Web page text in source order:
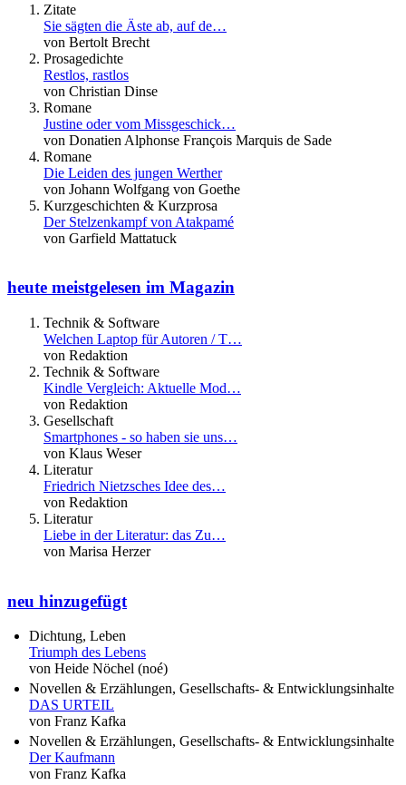
Zitate
Sie sägten die Äste ab, auf de…
von Bertolt Brecht
Prosagedichte
Restlos, rastlos
von Christian Dinse
Romane
Justine oder vom Missgeschick…
von Donatien Alphonse François Marquis de Sade
Romane
Die Leiden des jungen Werther
von Johann Wolfgang von Goethe
Kurzgeschichten & Kurzprosa
Der Stelzenkampf von Atakpamé
von Garfield Mattatuck
heute meistgelesen im Magazin
Technik & Software
Welchen Laptop für Autoren / T…
von Redaktion
Technik & Software
Kindle Vergleich: Aktuelle Mod…
von Redaktion
Gesellschaft
Smartphones - so haben sie uns…
von Klaus Weser
Literatur
Friedrich Nietzsches Idee des…
von Redaktion
Literatur
Liebe in der Literatur: das Zu…
von Marisa Herzer
neu hinzugefügt
Dichtung, Leben
Triumph des Lebens
von Heide Nöchel (noé)
Novellen & Erzählungen, Gesellschafts- & Entwicklungsinhalte
DAS URTEIL
von Franz Kafka
Novellen & Erzählungen, Gesellschafts- & Entwicklungsinhalte
Der Kaufmann
von Franz Kafka